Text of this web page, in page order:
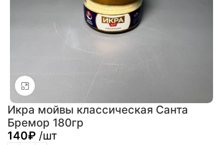
Икра мойвы классическая Санта
Бремор 180гр
140₽ /шт